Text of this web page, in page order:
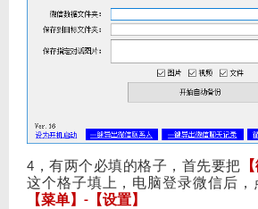
4 ，有两个必填的格子，首先要把
这个格子填上，电脑登录微信后，
【菜单】 - 【设置】